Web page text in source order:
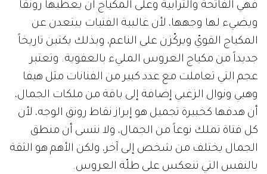
فهي الفاتحة والترابية وعلى المكياج أن يعطيها رونقاً
ويضيء لها وجهها، لأن غالبية الفتيات يبتعدن عن
المكياج القويّ ويركّزن على الناعم، وبذلك يكتبن تاريخاً
جديداً من مكياج العروس المليء بالعفوية. وتعتبر
عجم التي تعاملت مع عدد كبير من الفنانات مثل هيفا
وهبي ونوال الزغبي إضافة إلى باقة من ملكات الجمال،
أن هدفها كخبيرة تجميل هو إبراز نقاط رونق الوجه، لأن
كل فتاة تملك نوعاً من الجمال، ولا ننسى أن منطق
الجمال يختلف من شخص إلى آخر، ولكن الأهم هو الثقة
بالنفس التي تنعكس على طلّة العروس.